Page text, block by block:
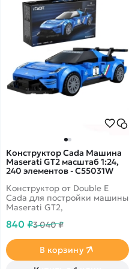
Конструктор Cada Машина
Maserati GT2 масштаб 1:24,
240 элементов - C55031W
Конструктор от Double E
Cada для постройки машины
Maserati GT2,
840 ₽3 040 ₽
В корзину